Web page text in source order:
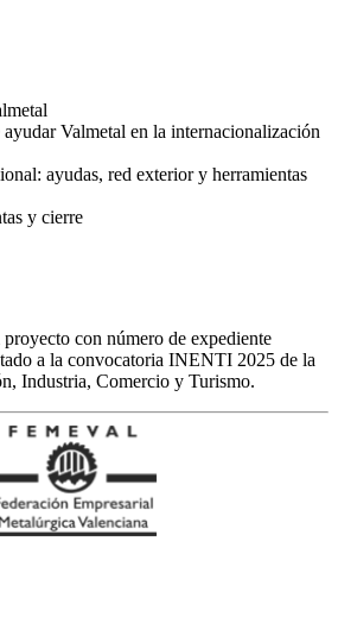
Valmetal en la internacionalización
ayudas, red exterior y herramientas
y cierre
proyecto con número de expediente
a la convocatoria INENTI 2025 de la
Industria, Comercio y Turismo.